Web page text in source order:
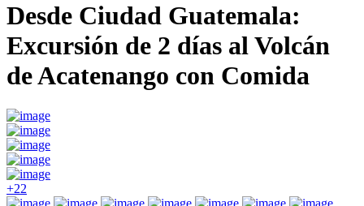
Desde Ciudad Guatemala:
Excursión de 2 días al Volcán
de Acatenango con Comida
+22